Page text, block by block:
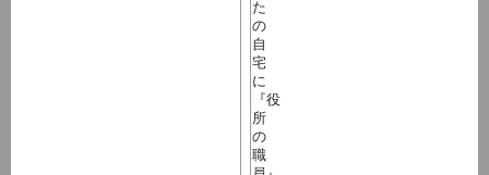
た
の
自
宅
に
『役
所
の
職